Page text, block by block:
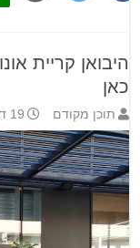
היבואן קריית
כאן
תוכן מקודם 19 דצמבר 2024 10:05